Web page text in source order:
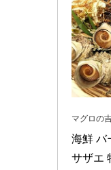
マグロの
海鮮 バ
サザエ